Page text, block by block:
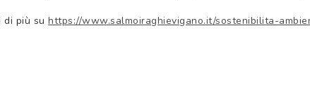
di più suhttps://www.salmoiraghievigano.it/sostenibilita-